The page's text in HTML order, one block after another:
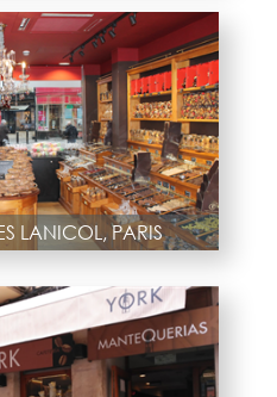
LANICOL, PARIS